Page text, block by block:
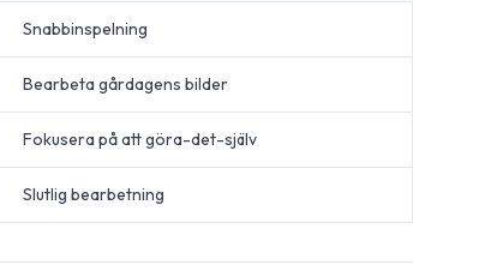
Snabbinspelning
Bearbeta gårdagens bilder
Fokusera på att göra-det-själv
Slutlig bearbetning